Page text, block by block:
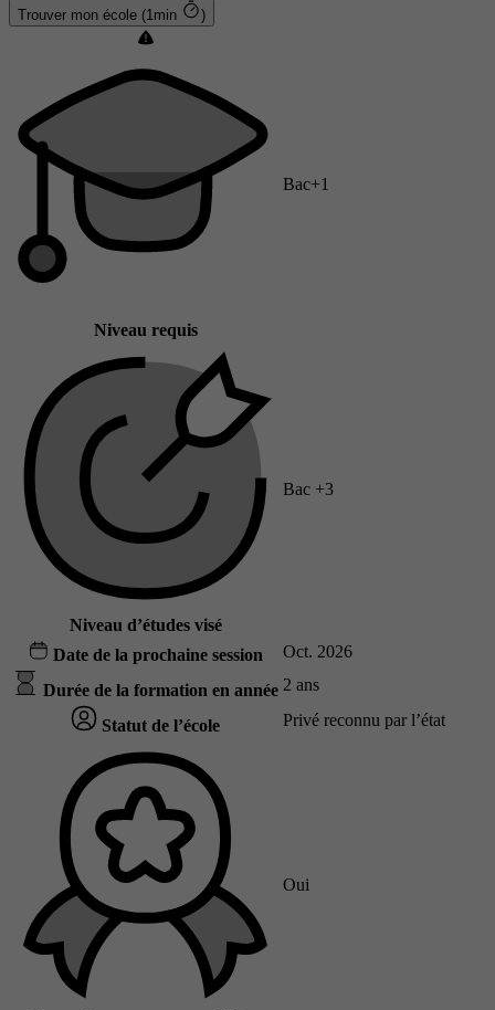
Trouver mon école (1min )
Niveau requis
Bac+1
Niveau d’études visé
Bac +3
Date de la prochaine session Oct. 2026
Durée de la formation en année 2 ans
Statut de l’école Privé reconnu par l’état
Oui